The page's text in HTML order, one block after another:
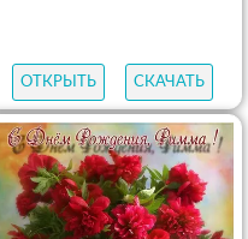
ОТКРЫТЬ СКАЧАТЬ